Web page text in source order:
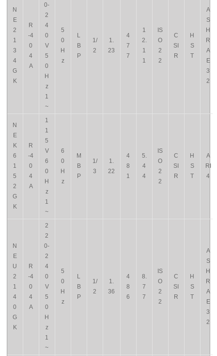
N
E
2
1
3
4
G
K
R
-4
0
4
A
0-
2
4
0
V
5
0
H
z
1
~
5
0
H
z
L
B
P
1/
2
1.
23
4
7
7
1
2.
1
1
IS
O
2
2
C
SI
R
H
S
T
A
S
H
R
A
E
3
2
N
E
K
6
1
5
2
G
K
R
-4
0
4
A
1
1
5
V
6
0
H
z
1
~
6
0
H
z
M
B
P
1/
3
1.
22
4
8
1
5.
4
4
IS
O
2
2
C
SI
R
H
S
T
A
RI
4
N
E
U
2
1
4
0
G
K
R
-4
0
4
A
2
2
0-
2
4
0
V
5
0
H
z
1
~
5
0
H
z
L
B
P
1/
2
1.
36
4
8
6
8.
7
7
IS
O
2
2
C
SI
R
H
S
T
A
S
H
R
A
E
3
2